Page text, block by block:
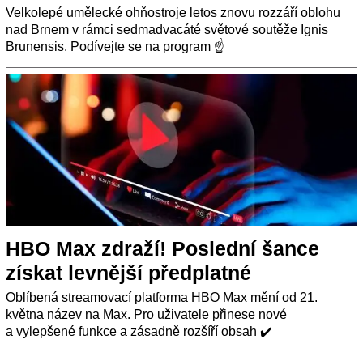
Velkolepé umělecké ohňostroje letos znovu rozzáří oblohu
nad Brnem v rámci sedmadvacáté světové soutěže Ignis
Brunensis. Podívejte se na program ☝️
HBO Max zdraží! Poslední šance
získat levnější předplatné
Oblíbená streamovací platforma HBO Max mění od 21.
května název na Max. Pro uživatele přinese nové
a vylepšené funkce a zásadně rozšíří obsah ✔️